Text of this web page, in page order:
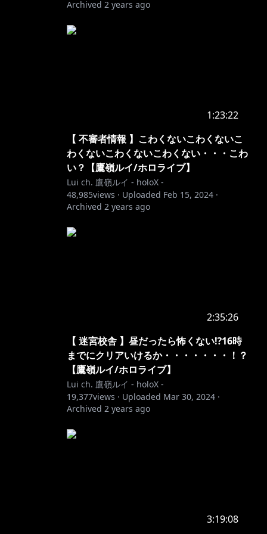
Archived 2 years ago
1:23:22
【 不審者情報 】こわくないこわくないこ
わくないこわくないこわくない・・・こわ
い？【鷹嶺ルイ/ホロライブ】
Lui ch. 鷹嶺ルイ - holoX -
48,985views · Uploaded Feb 15, 2024 ·
Archived 2 years ago
2:35:26
【 迷宮校舎 】昼だったら怖くない⁉16時
までにクリアいけるか・・・・・・・！？
【鷹嶺ルイ/ホロライブ】
Lui ch. 鷹嶺ルイ - holoX -
19,377views · Uploaded Mar 30, 2024 ·
Archived 2 years ago
3:19:08